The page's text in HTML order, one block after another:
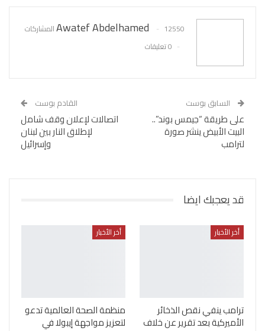
Awatef Abdelhamed
12550 المشاركات
0 تعليقات
السابق بوست
على طريقة “جيمس بوند”..
البيت الأبيض ينشر صورة
لترامب
القادم بوست
اتصالات لإعلان وقف شامل
لإطلاق النار بين لبنان
وإسرائيل
قد يعجبك ايضا
أخر الأخبار
ترامب ينفي نقص الذخائر
الأميركية بعد تقرير عن خلاف
أخر الأخبار
منظمة الصحة العالمية تدعو
لتعزيز مواجهة إيبولا في